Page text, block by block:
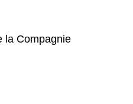
la Compagnie